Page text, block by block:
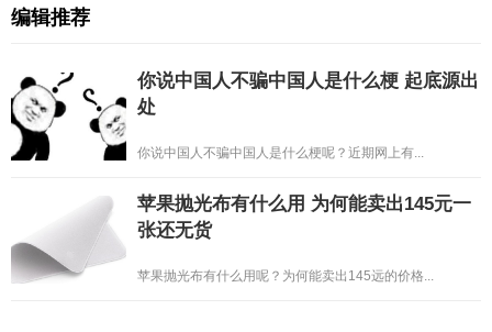
编辑推荐
你说中国人不骗中国人是什么梗 起底源出
处
你说中国人不骗中国人是什么梗呢？近期网上有...
苹果抛光布有什么用 为何能卖出145元一
张还无货
苹果抛光布有什么用呢？为何能卖出145远的价格...